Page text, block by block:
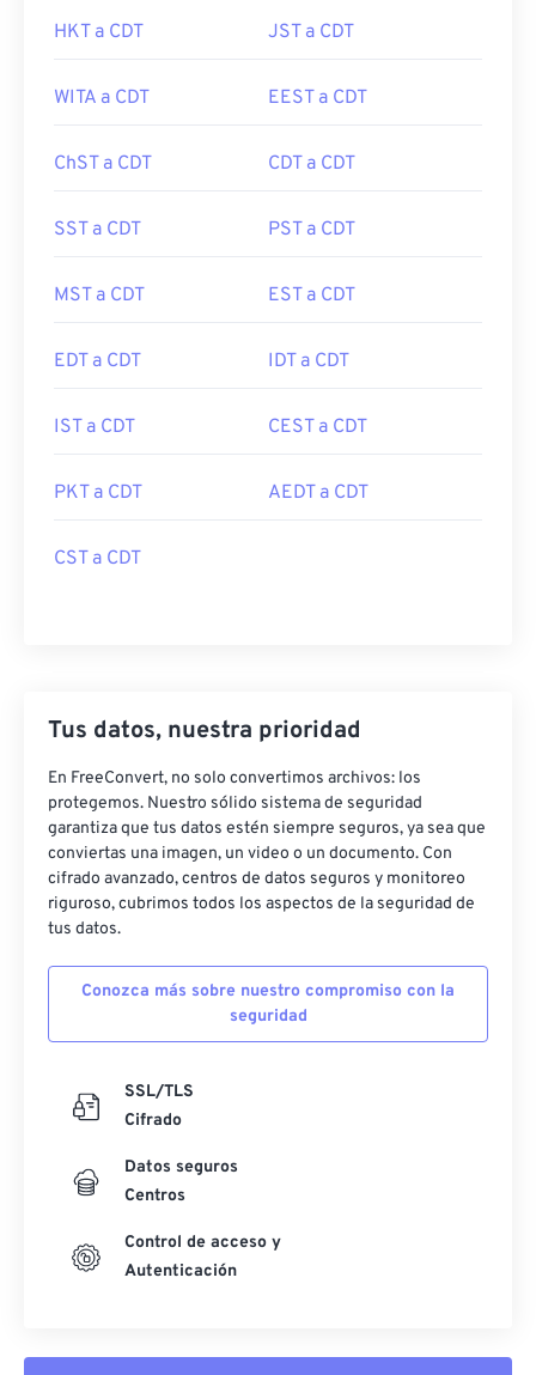
HKT a CDT JST a CDT
WITA a CDT EEST a CDT
ChST a CDT CDT a CDT
SST a CDT PST a CDT
MST a CDT EST a CDT
EDT a CDT IDT a CDT
IST a CDT CEST a CDT
PKT a CDT AEDT a CDT
CST a CDT
Tus datos, nuestra prioridad
En FreeConvert, no solo convertimos archivos: los
protegemos. Nuestro sólido sistema de seguridad
garantiza que tus datos estén siempre seguros, ya sea que
conviertas una imagen, un video o un documento. Con
cifrado avanzado, centros de datos seguros y monitoreo
riguroso, cubrimos todos los aspectos de la seguridad de
tus datos.
Conozca más sobre nuestro compromiso con la
seguridad
SSL/TLS
Cifrado
Datos seguros
Centros
Control de acceso y
Autenticación